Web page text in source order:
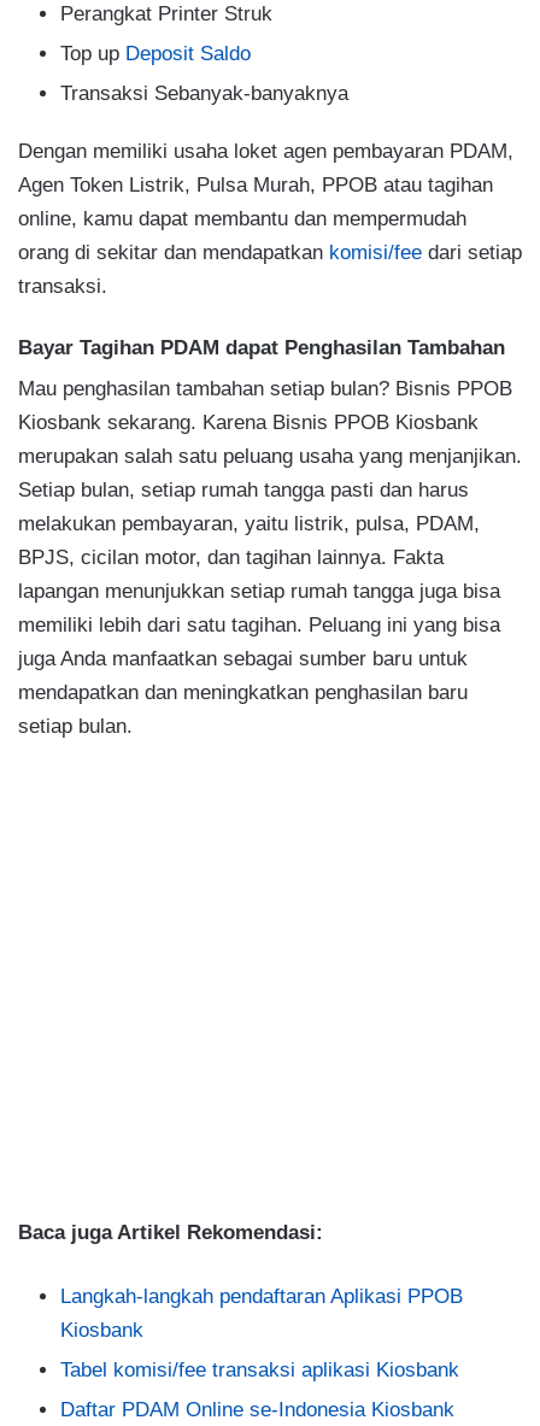
Perangkat Printer Struk
Top up Deposit Saldo
Transaksi Sebanyak-banyaknya
Dengan memiliki usaha loket agen pembayaran PDAM,
Agen Token Listrik, Pulsa Murah, PPOB atau tagihan
online, kamu dapat membantu dan mempermudah
orang di sekitar dan mendapatkan komisi/fee dari setiap
transaksi.
Bayar Tagihan PDAM dapat Penghasilan Tambahan
Mau penghasilan tambahan setiap bulan? Bisnis PPOB
Kiosbank sekarang. Karena Bisnis PPOB Kiosbank
merupakan salah satu peluang usaha yang menjanjikan.
Setiap bulan, setiap rumah tangga pasti dan harus
melakukan pembayaran, yaitu listrik, pulsa, PDAM,
BPJS, cicilan motor, dan tagihan lainnya. Fakta
lapangan menunjukkan setiap rumah tangga juga bisa
memiliki lebih dari satu tagihan. Peluang ini yang bisa
juga Anda manfaatkan sebagai sumber baru untuk
mendapatkan dan meningkatkan penghasilan baru
setiap bulan.
Baca juga Artikel Rekomendasi:
Langkah-langkah pendaftaran Aplikasi PPOB
Kiosbank
Tabel komisi/fee transaksi aplikasi Kiosbank
Daftar PDAM Online se-Indonesia Kiosbank